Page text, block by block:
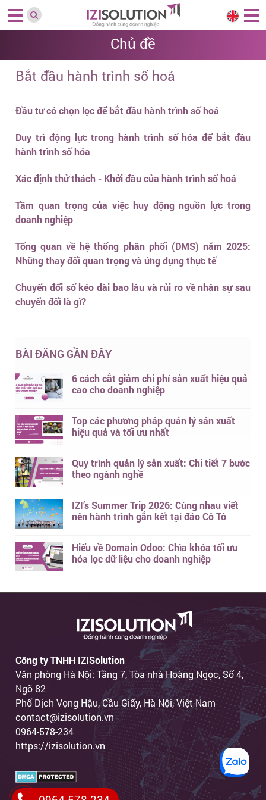
Chủ đề
Bắt đầu hành trình số hoá
Đầu tư có chọn lọc để bắt đầu hành trình số hoá
Duy trì động lực trong hành trình số hóa để bắt đầu
hành trình số hóa
Xác định thử thách - Khởi đầu của hành trình số hoá
Tầm quan trọng của việc huy động nguồn lực trong
doanh nghiệp
Tổng quan về hệ thống phân phối (DMS) năm 2025:
Những thay đổi quan trọng và ứng dụng thực tế
Chuyển đổi số kéo dài bao lâu và rủi ro về nhân sự sau
chuyển đổi là gì?
BÀI ĐĂNG GẦN ĐÂY
6 cách cắt giảm chi phí sản xuất hiệu quả
cao cho doanh nghiệp
Top các phương pháp quản lý sản xuất
hiệu quả và tối ưu nhất
Quy trình quản lý sản xuất: Chi tiết 7 bước
theo ngành nghề
IZI’s Summer Trip 2026: Cùng nhau viết
nên hành trình gắn kết tại đảo Cô Tô
Hiểu về Domain Odoo: Chìa khóa tối ưu
hóa lọc dữ liệu cho doanh nghiệp
Công ty TNHH IZISolution
Văn phòng Hà Nội: Tầng 7, Tòa nhà Hoàng Ngọc, Số 4,
Ngõ 82
Phố Dịch Vọng Hậu, Cầu Giấy, Hà Nội, Việt Nam
contact@izisolution.vn
0964-578-234
https://izisolution.vn